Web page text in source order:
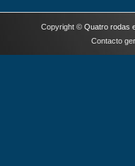
Copyright © Quatro rodas
Contacto